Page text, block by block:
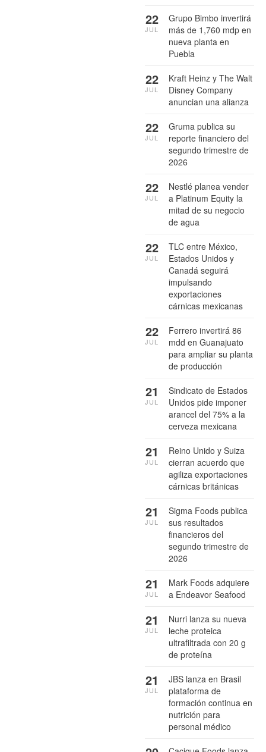
Grupo Bimbo invertirá
más de 1,760 mdp en
nueva planta en
Puebla
22
JUL
Kraft Heinz y The Walt
Disney Company
anuncian una alianza
22
JUL
Gruma publica su
reporte financiero del
segundo trimestre de
2026
22
JUL
Nestlé planea vender
a Platinum Equity la
mitad de su negocio
de agua
22
JUL
TLC entre México,
Estados Unidos y
Canadá seguirá
impulsando
exportaciones
cárnicas mexicanas
22
JUL
Ferrero invertirá 86
mdd en Guanajuato
para ampliar su planta
de producción
22
JUL
Sindicato de Estados
Unidos pide imponer
arancel del 75% a la
cerveza mexicana
21
JUL
Reino Unido y Suiza
cierran acuerdo que
agiliza exportaciones
cárnicas británicas
21
JUL
Sigma Foods publica
sus resultados
financieros del
segundo trimestre de
2026
21
JUL
Mark Foods adquiere
a Endeavor Seafood
21
JUL
Nurri lanza su nueva
leche proteica
ultrafiltrada con 20 g
de proteína
21
JUL
JBS lanza en Brasil
plataforma de
formación continua en
nutrición para
personal médico
21
JUL